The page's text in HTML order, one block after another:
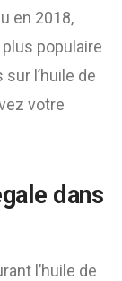
en 2018,
populaire
l’huile de
votre
dans
l’huile de